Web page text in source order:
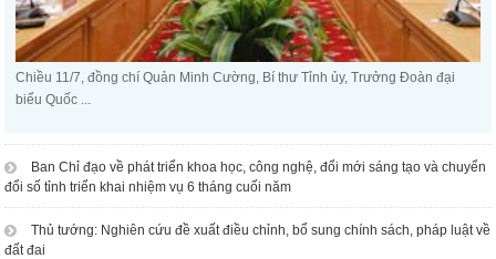
Chiều 11/7, đồng chí Quản Minh Cường, Bí thư Tỉnh ủy, Trưởng Đoàn đại
biểu Quốc ...
Ban Chỉ đạo về phát triển khoa học, công nghệ, đổi mới sáng tạo và chuyển
đổi số tỉnh triển khai nhiệm vụ 6 tháng cuối năm
Thủ tướng: Nghiên cứu đề xuất điều chỉnh, bổ sung chính sách, pháp luật về
đất đai